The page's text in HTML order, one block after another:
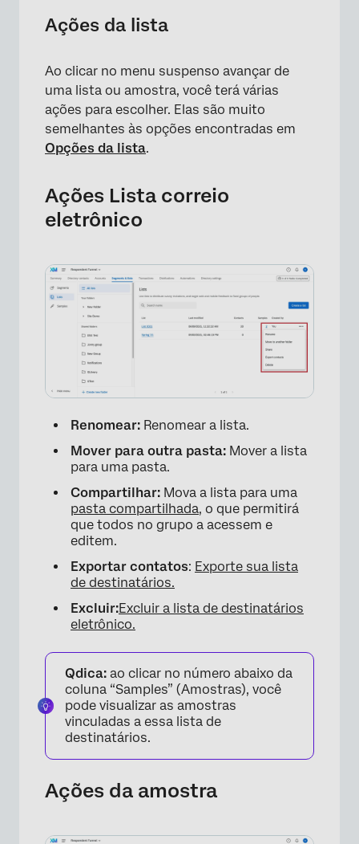
Ações da lista
Ao clicar no menu suspenso avançar de
uma lista ou amostra, você terá várias
ações para escolher. Elas são muito
semelhantes às opções encontradas em
Opções da lista.
Ações Lista correio
eletrônico
Renomear: Renomear a lista.
Mover para outra pasta: Mover a lista
para uma pasta.
Compartilhar: Mova a lista para uma
pasta compartilhada, o que permitirá
que todos no grupo a acessem e
editem.
Exportar contatos: Exporte sua lista
de destinatários.
Excluir:Excluir a lista de destinatários
eletrônico.
Qdica: ao clicar no número abaixo da
coluna “Samples” (Amostras), você
pode visualizar as amostras
vinculadas a essa lista de
destinatários.
Ações da amostra